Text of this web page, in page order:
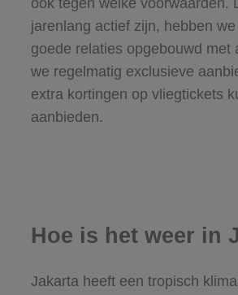
jarenlang actief zijn, hebben
goede relaties opgebouwd met
we regelmatig exclusieve
extra kortingen op vliegtickets
aanbieden.
Hoe is het weer in
Jakarta heeft een tropisch